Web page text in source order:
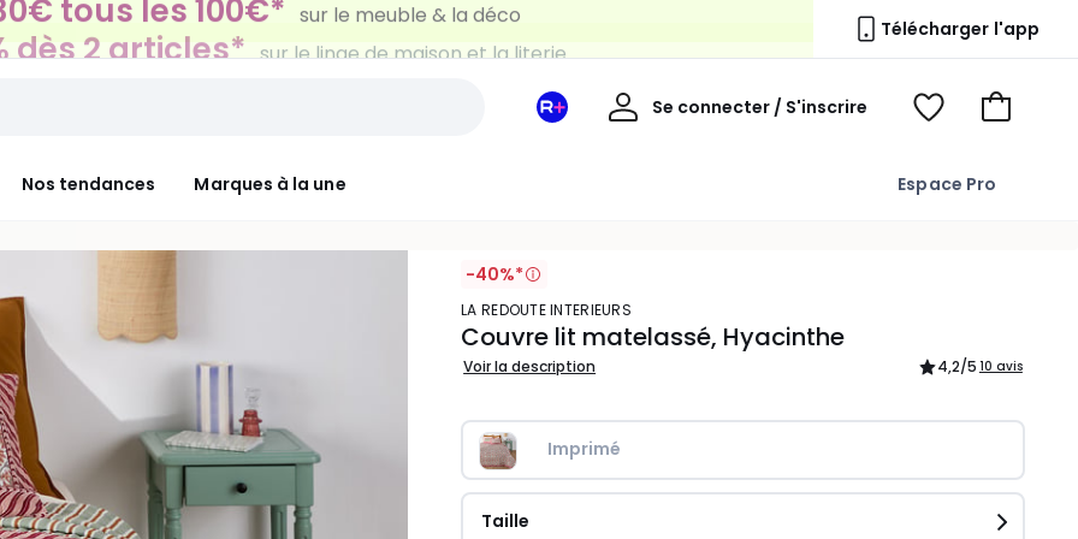
dès 2 articles* sur le linge de maison et la literie Télécharger l'app
Nos tendances Marques à la une Espace Pro
Mon
Se connecter / S'inscrire
Mon
Voir
Voir
-40%*
LA REDOUTE INTERIEURS
Couvre lit matelassé, Hyacinthe
Voir la description 4,2/5 10 avis
Imprimé
Taille